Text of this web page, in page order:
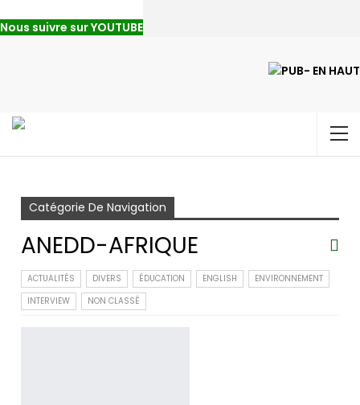
Nous suivre sur YOUTUBE
Catégorie De Navigation
ANEDD-AFRIQUE
ACTUALITÉS DIVERS ÉDUCATION ENGLISH
ENVIRONNEMENT
INTERVIEW
NON CLASSÉ